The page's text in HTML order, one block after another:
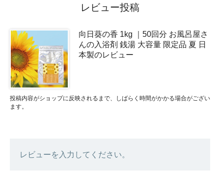
レビュー投稿
向日葵の香 1kg ｜50回分 お風呂屋さ
んの入浴剤 銭湯 大容量 限定品 夏 日
本製のレビュー
投稿内容がショップに反映されるまで、しばらく時間がかかる場合がござい
ます。
レビューを入力してください。